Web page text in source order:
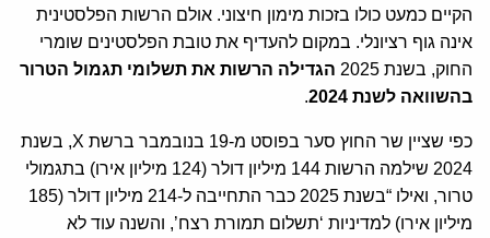
הקיים כמעט כולו בזכות מימון חיצוני. אולם הרשות הפלסטינית
אינה גוף רציונלי. במקום להעדיף את טובת הפלסטינים שומרי
החוק, בשנת 2025
הגדילה הרשות את תשלומי תגמול הטרור
בהשוואה לשנת 2024
.
כפי שציין שר החוץ סער בפוסט מ-19 בנובמבר ברשת X, בשנת
2024 שילמה הרשות 144 מיליון דולר (124 מיליון אירו) בתגמולי
טרור, ואילו “בשנת 2025 כבר התחייבה ל-214 מיליון דולר (185
מיליון אירו) למדיניות ‘תשלום תמורת רצח’, והשנה עוד לא